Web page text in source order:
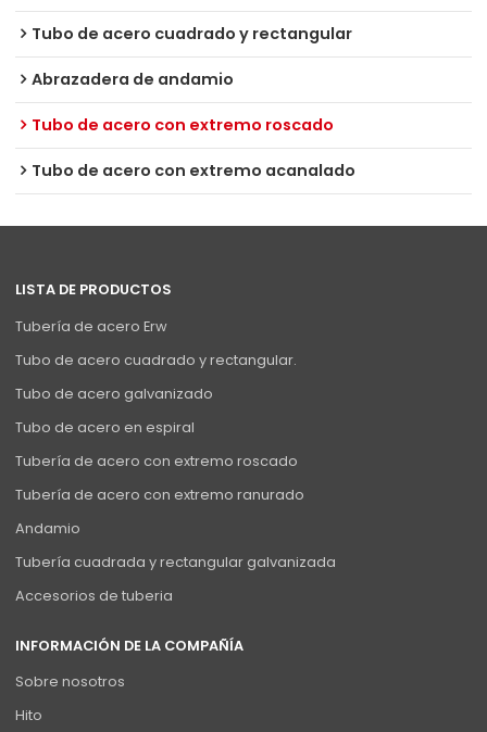
Tubo de acero cuadrado y rectangular
Abrazadera de andamio
Tubo de acero con extremo roscado
Tubo de acero con extremo acanalado
LISTA DE PRODUCTOS
Tubería de acero Erw
Tubo de acero cuadrado y rectangular.
Tubo de acero galvanizado
Tubo de acero en espiral
Tubería de acero con extremo roscado
Tubería de acero con extremo ranurado
Andamio
Tubería cuadrada y rectangular galvanizada
Accesorios de tuberia
INFORMACIÓN DE LA COMPAÑÍA
Sobre nosotros
Hito